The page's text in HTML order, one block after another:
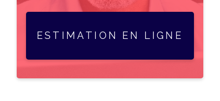
ESTIMATION EN LIGNE